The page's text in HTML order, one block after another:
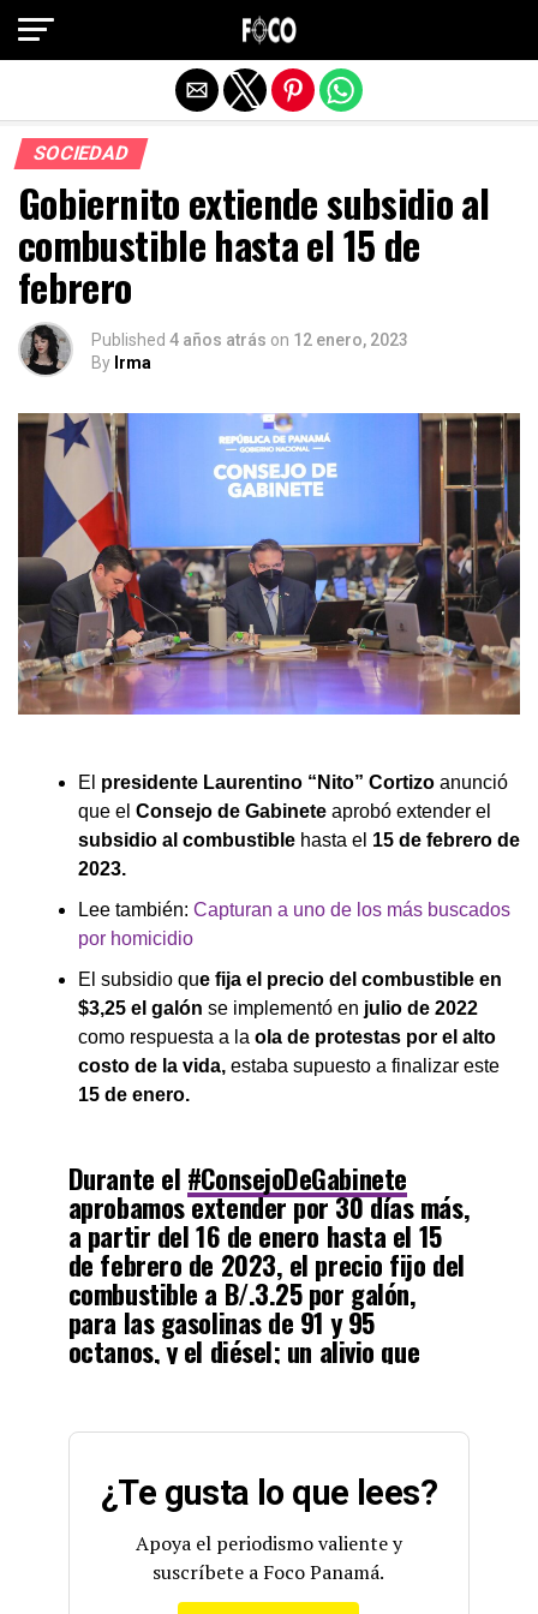
SOCIEDAD
Gobiernito extiende subsidio al
combustible hasta el 15 de
febrero
Published 4 años atrás on 12 enero, 2023
By Irma
El presidente Laurentino “Nito” Cortizo anunció
que el Consejo de Gabinete aprobó extender el
subsidio al combustible hasta el 15 de febrero de
2023.
Lee también: Capturan a uno de los más buscados
por homicidio
El subsidio que fija el precio del combustible en
$3,25 el galón se implementó en julio de 2022
como respuesta a la ola de protestas por el alto
costo de la vida, estaba supuesto a finalizar este
15 de enero.
Durante el #ConsejoDeGabinete
aprobamos extender por 30 días más,
a partir del 16 de enero hasta el 15
de febrero de 2023, el precio fijo del
combustible a B/.3.25 por galón,
para las gasolinas de 91 y 95
octanos, y el diésel; un alivio que
pic.twitter.com/glUs3ORWFG
— Nito Cortizo (@NitoCortizo)January 12, 2023
¿Te gusta lo que lees?
Apoya el periodismo valiente y
suscríbete a Foco Panamá.
Salir de la versión móvil